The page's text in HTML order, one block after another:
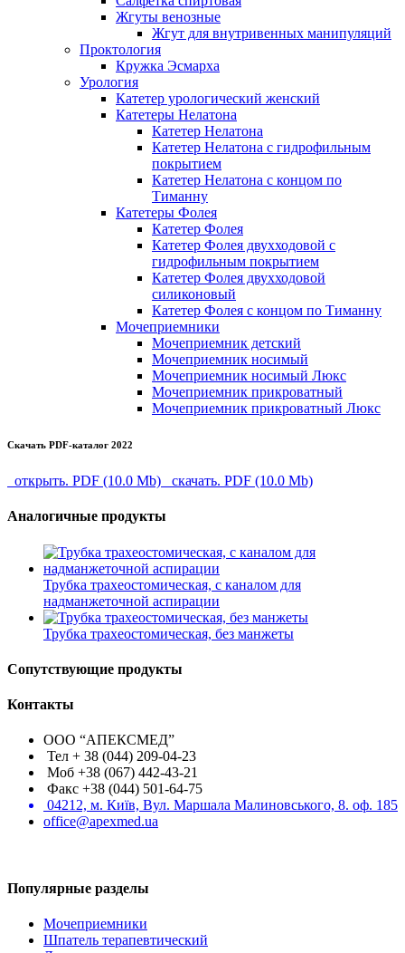
Жгуты венозные
Жгут для внутривенных манипуляций
Проктология
Кружка Эсмарха
Урология
Катетер урологический женский
Катетеры Нелатона
Катетер Нелатона
Катетер Нелатона с гидрофильным
покрытием
Катетер Нелатона с концом по
Тиманну
Катетеры Фолея
Катетер Фолея
Катетер Фолея двухходовой с
гидрофильным покрытием
Катетер Фолея двухходовой
силиконовый
Катетер Фолея с концом по Тиманну
Мочеприемники
Мочеприемник детский
Мочеприемник носимый
Мочеприемник носимый Люкс
Мочеприемник прикроватный
Мочеприемник прикроватный Люкс
Скачать PDF-каталог 2022
открыть. PDF (10.0 Mb) скачать. PDF (10.0 Mb)
Аналогичные продукты
Трубка трахеостомическая, с каналом для
надманжеточной аспирации
Трубка трахеостомическая, без манжеты
Сопутствующие продукты
Контакты
ООО “АПЕКСМЕД”
Тел + 38 (044) 209-04-23
Моб +38 (067) 442-43-21
Факс +38 (044) 501-64-75
04212, м. Київ, Вул. Маршала Малиновського, 8. оф. 185
office@apexmed.ua
Популярные разделы
Мочеприемники
Шпатель терапевтический